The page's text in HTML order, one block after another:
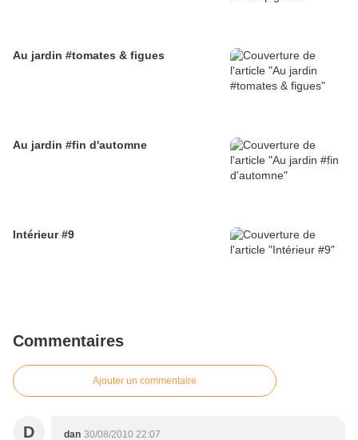
Au jardin #tomates & figues
Au jardin #fin d'automne
Intérieur #9
Commentaires
Ajouter un commentaire
D dan 30/08/2010 22:07